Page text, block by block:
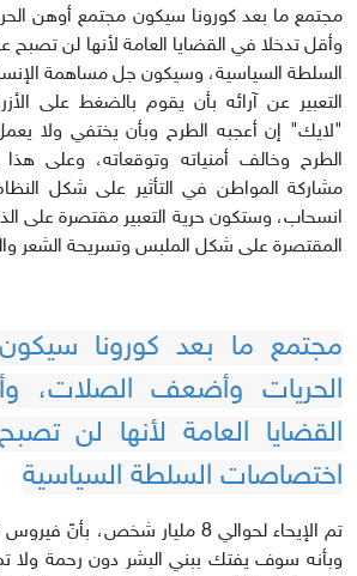
مجتمع ما بعد كورونا سيكون مجتمع أوهن
وأقل تدخلا في القضايا العامة لأنها لن
السلطة السياسية، وسيكون جل مساهمة
التعبير عن آرائه بأن يقوم بالضغط على
"لايك" إن أعجبه الطرح وبأن يختفي ولا
الطرح وخالف أمنياته وتوقعاته، وعلى
مشاركة المواطن في التأثير على شكل
انسحاب، وستكون حرية التعبير مقتصرة على
المقتصرة على شكل الملبس وتسريحة الشعر
مجتمع ما بعد كورونا
الحريات وأضعف الصلات،
القضايا العامة لأنها لن
اختصاصات السلطة السياسية
تم الإيحاء لحوالي 8 مليار شخص،
وبأنه سوف يفتك ببني البشر دون رحمة ولا